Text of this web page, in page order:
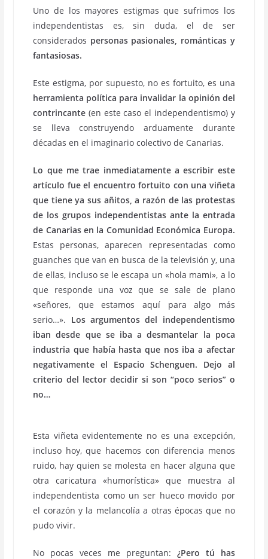
Uno de los mayores estigmas que sufrimos los
independentistas es, sin duda, el de ser
considerados personas pasionales, románticas y
fantasiosas.
Este estigma, por supuesto, no es fortuito, es una
herramienta política para invalidar la opinión del
contrincante (en este caso el independentismo) y
se lleva construyendo arduamente durante
décadas en el imaginario colectivo de Canarias.
Lo que me trae inmediatamente a escribir este
artículo fue el encuentro fortuito con una viñeta
que tiene ya sus añitos, a razón de las protestas
de los grupos independentistas ante la entrada
de Canarias en la Comunidad Económica Europa.
Estas personas, aparecen representadas como
guanches que van en busca de la televisión y, una
de ellas, incluso se le escapa un «hola mami», a lo
que responde una voz que se sale de plano
«señores, que estamos aquí para algo más
serio…». Los argumentos del independentismo
iban desde que se iba a desmantelar la poca
industria que había hasta que nos iba a afectar
negativamente el Espacio Schenguen. Dejo al
criterio del lector decidir si son “poco serios” o
no…
Esta viñeta evidentemente no es una excepción,
incluso hoy, que hacemos con diferencia menos
ruido, hay quien se molesta en hacer alguna que
otra caricatura «humorística» que muestra al
independentista como un ser hueco movido por
el corazón y la melancolía a otras épocas que no
pudo vivir.
No pocas veces me preguntan: ¿Pero tú has